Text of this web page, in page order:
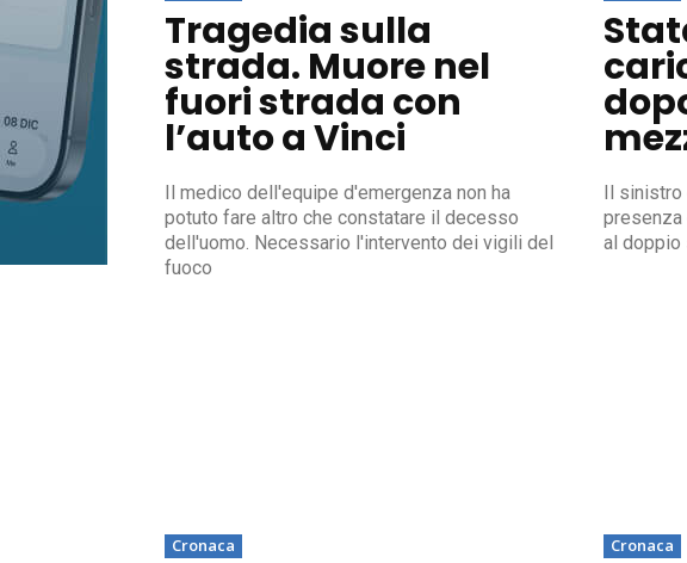
Tragedia sulla
strada. Muore nel
fuori strada con
l’auto a Vinci
Il medico dell'equipe d'emergenza non ha
potuto fare altro che constatare il decesso
dell'uomo. Necessario l'intervento dei vigili del
fuoco
Il sinistro
presenza
al doppio
Cronaca Cronaca